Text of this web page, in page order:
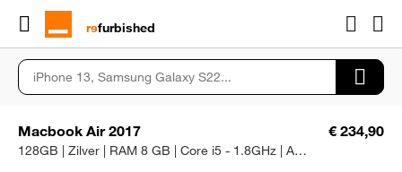
rɘfurbished
Macbook Air 2017
128GB | Zilver | RAM 8 GB | Core i5 - 1.8GHz | AZERTY | Zeer goede staat
€ 234,90